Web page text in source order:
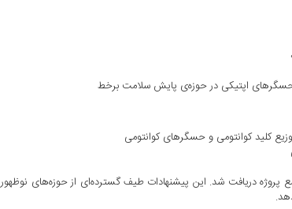
اپتیکی در حوزه‌ی پایش سلامت برخط
کلید کوانتومی و حسگرهای کوانتومی
حوزه اپتیک و کوانتوم بیش از ۲۳۰ پیشنهاد جامع پروژه دریافت شد. این پیشنهادات طیف گسترده‌ای از حوزه‌های نوظهور